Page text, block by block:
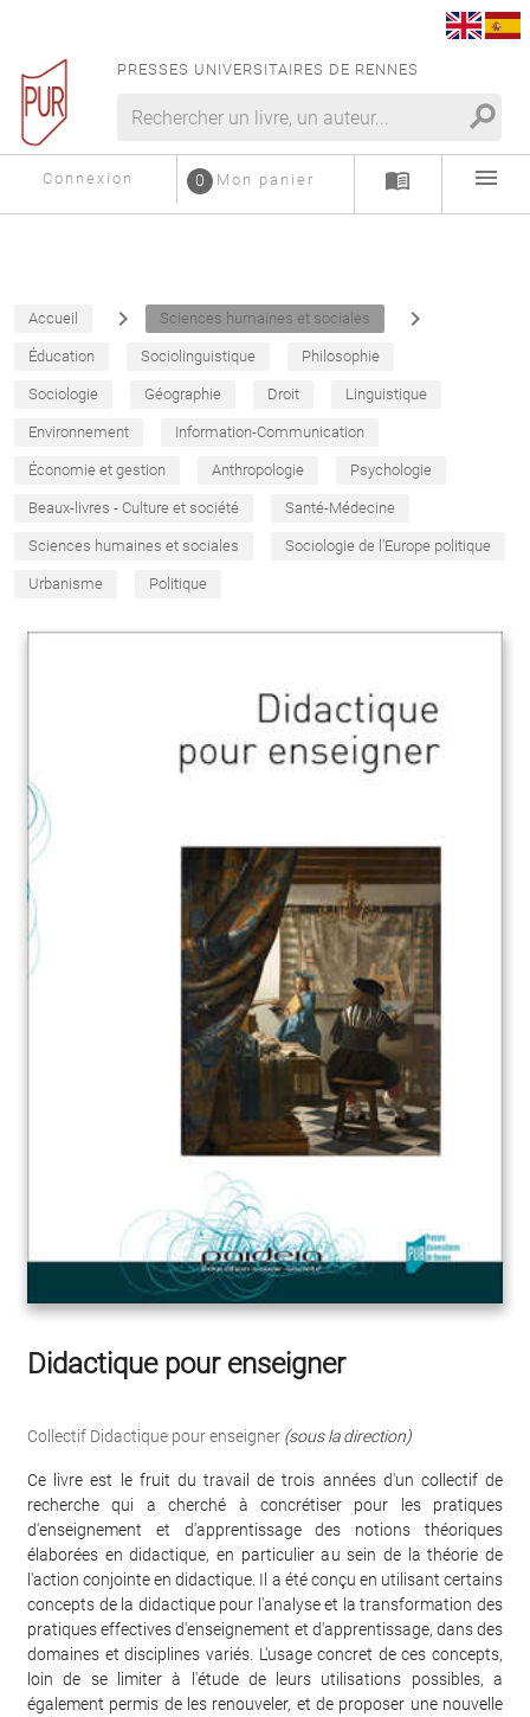
PRESSES UNIVERSITAIRES DE RENNES
search
Connexion Mon panier
0 menu_book menu
Accueil navigate_next Sciences humaines et sociales navigate_next
Éducation Sociolinguistique Philosophie
Sociologie Géographie Droit Linguistique
Environnement Information-Communication
Économie et gestion Anthropologie Psychologie
Beaux-livres - Culture et société Santé-Médecine
Sciences humaines et sociales Sociologie de l'Europe politique
Urbanisme Politique
Didactique pour enseigner
Collectif Didactique pour enseigner (sous la direction)
Ce livre est le fruit du travail de trois années d'un collectif de
recherche qui a cherché à concrétiser pour les pratiques
d'enseignement et d'apprentissage des notions théoriques
élaborées en didactique, en particulier au sein de la théorie de
l'action conjointe en didactique. Il a été conçu en utilisant certains
concepts de la didactique pour l'analyse et la transformation des
pratiques effectives d'enseignement et d'apprentissage, dans des
domaines et disciplines variés. L'usage concret de ces concepts,
loin de se limiter à l'étude de leurs utilisations possibles, a
également permis de les renouveler, et de proposer une nouvelle